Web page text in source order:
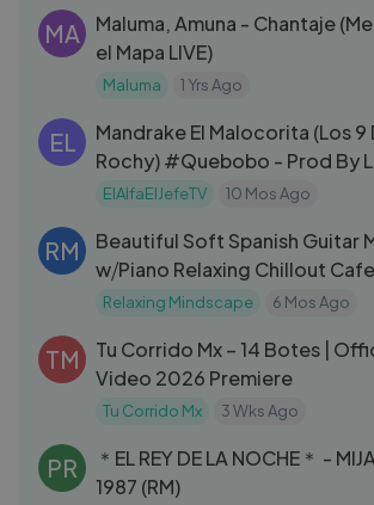
MA
Maluma, Amuna - Chantaje
el Mapa LIVE)
Maluma 1 Yrs Ago
EL
Mandrake El Malocorita (Los 9
Rochy) #Quebobo - Prod By
ElAlfaElJefeTV 10 Mos Ago
RM
Beautiful Soft Spanish Guitar
w⧸Piano Relaxing Chillout
Music
Relaxing Mindscape 6 Mos Ago
TM
Tu Corrido Mx – 14 Botes |
Video 2026 Premiere
Tu Corrido Mx 3 Wks Ago
PR
＊EL REY DE LA NOCHE＊ -
1987 (RM)